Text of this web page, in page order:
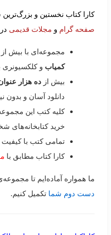
کارا کتاب نخستین و
صفحه گرام و مجلات قدیمی
مجموعه‌ای با بیش از
کمیاب و
بیش از ده هزار
دانلود آسان و بدون
کلیه کتب این
خرید کتابخانه‌های
تمامی کتب با
کارا کتاب مطابق با
ما همواره آماده‌ایم تا
دست دوم شما تکمیل کنیم.